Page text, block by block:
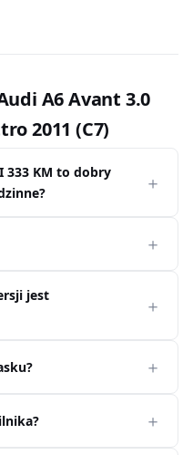
A6 Avant 3.0
2011 (C7)
333 KM to dobry
jest